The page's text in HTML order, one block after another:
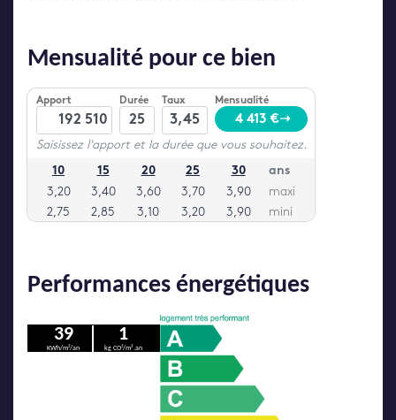
Performances énergétiques
39
KWh/m²/an
1
kg CO²/m².an
Mensualité pour ce bien